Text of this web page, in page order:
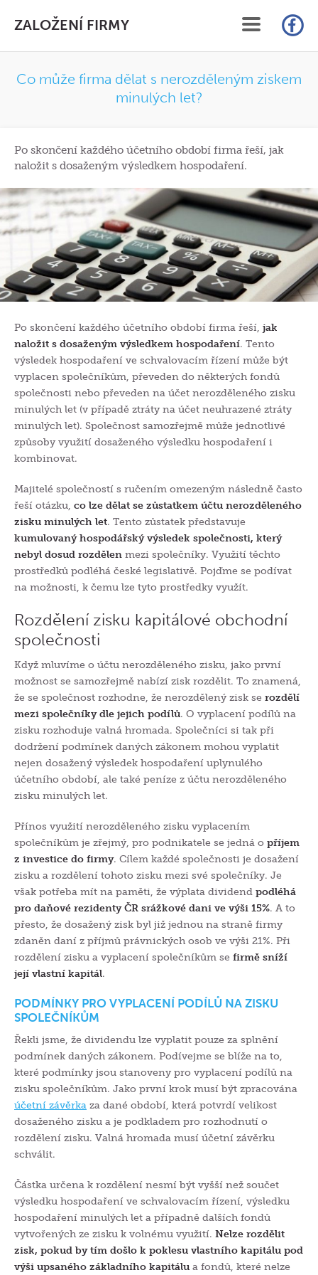
ZALOŽENÍ FIRMY
SLUŽBY
ČLÁNKY
KONTAKT
ON-LINE ZALOŽENÍ S.R.O.
Co může firma dělat s nerozděleným ziskem
minulých let?
Po skončení každého účetního období firma řeší, jak
naložit s dosaženým výsledkem hospodaření.
Po skončení každého účetního období firma řeší, jak
naložit s dosaženým výsledkem hospodaření. Tento
výsledek hospodaření ve schvalovacím řízení může být
vyplacen společníkům, převeden do některých fondů
společnosti nebo převeden na účet nerozděleného zisku
minulých let (v případě ztráty na účet neuhrazené ztráty
minulých let). Společnost samozřejmě může jednotlivé
způsoby využití dosaženého výsledku hospodaření i
kombinovat.
Majitelé společností s ručením omezeným následně často
řeší otázku, co lze dělat se zůstatkem účtu nerozděleného
zisku minulých let. Tento zůstatek představuje
kumulovaný hospodářský výsledek společnosti, který
nebyl dosud rozdělen mezi společníky. Využití těchto
prostředků podléhá české legislativě. Pojďme se podívat
na možnosti, k čemu lze tyto prostředky využít.
Rozdělení zisku kapitálové obchodní
společnosti
Když mluvíme o účtu nerozděleného zisku, jako první
možnost se samozřejmě nabízí zisk rozdělit. To znamená,
že se společnost rozhodne, že nerozdělený zisk se rozdělí
mezi společníky dle jejich podílů. O vyplacení podílů na
zisku rozhoduje valná hromada. Společníci si tak při
dodržení podmínek daných zákonem mohou vyplatit
nejen dosažený výsledek hospodaření uplynulého
účetního období, ale také peníze z účtu nerozděleného
zisku minulých let.
Přínos využití nerozděleného zisku vyplacením
společníkům je zřejmý, pro podnikatele se jedná o příjem
z investice do firmy. Cílem každé společnosti je dosažení
zisku a rozdělení tohoto zisku mezi své společníky. Je
však potřeba mít na paměti, že výplata dividend podléhá
pro daňové rezidenty ČR srážkové dani ve výši 15%. A to
přesto, že dosažený zisk byl již jednou na straně firmy
zdaněn daní z příjmů právnických osob ve výši 21%. Při
rozdělení zisku a vyplacení společníkům se firmě sníží
její vlastní kapitál.
PODMÍNKY PRO VYPLACENÍ PODÍLŮ NA ZISKU
SPOLEČNÍKŮM
Řekli jsme, že dividendu lze vyplatit pouze za splnění
podmínek daných zákonem. Podívejme se blíže na to,
které podmínky jsou stanoveny pro vyplacení podílů na
zisku společníkům. Jako první krok musí být zpracována
účetní závěrka za dané období, která potvrdí velikost
dosaženého zisku a je podkladem pro rozhodnutí o
rozdělení zisku. Valná hromada musí účetní závěrku
schválit.
Částka určena k rozdělení nesmí být vyšší než součet
výsledku hospodaření ve schvalovacím řízení, výsledku
hospodaření minulých let a případně dalších fondů
vytvořených ze zisku k volnému využití. Nelze rozdělit
zisk, pokud by tím došlo k poklesu vlastního kapitálu pod
výši upsaného základního kapitálu a fondů, které nelze